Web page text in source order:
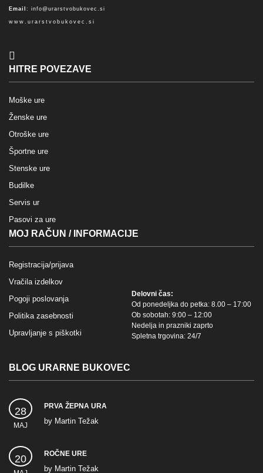
Email : info@urarstvobukovec.si
www.urarstvobukovec.si
HITRE POVEZAVE
Moške ure
Ženske ure
Otroške ure
Športne ure
Stenske ure
Budilke
Servis ur
Pasovi za ure
MOJ RAČUN / INFORMACIJE
Registracija/prijava
Vračila izdelkov
Pogoji poslovanja
Politika zasebnosti
Upravljanje s piškotki
Delovni čas:
Od ponedeljka do petka: 8.00 – 17:00
Ob sobotah: 9:00 – 12:00
Nedelja in prazniki zaprto
Spletna trgovina: 24/7
BLOG URARNE BUKOVEC
28
MAJ
PRVA ŽEPNA URA
by Martin Težak
20 ROČNE URE
by Martin Težak